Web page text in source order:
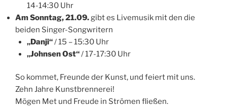
14-14:30 Uhr
Am Sonntag, 21.09.gibt es Livemusik mit den die
beiden Singer-Songwritern
„Danji“/ 15 – 15:30 Uhr
„Johnsen Ost“/ 17-17:30 Uhr
So kommet, Freunde der Kunst, und feiert mit uns.
Zehn Jahre Kunstbrennerei!
Mögen Met und Freude in Strömen fließen.